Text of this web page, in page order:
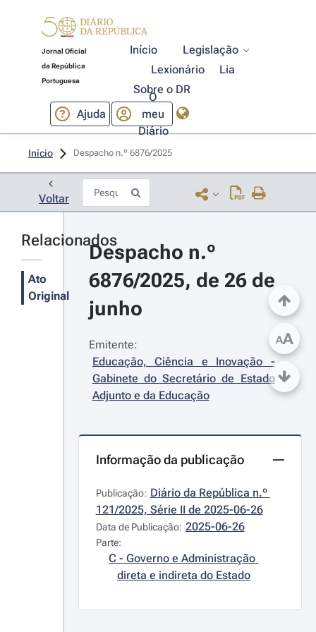
Jornal Oficial
da República
Portuguesa
Início
Legislação
Lexionário
Lia
Sobre o DR
Ajuda
O
meu
Diário
Início Despacho n.º 6876/2025
Voltar
Relacionados
Ato
Original
Despacho n.º
6876/2025, de 26 de
junho
Emitente:
Educação, Ciência e Inovação -
Gabinete do Secretário de Estado
Adjunto e da Educação
Informação da publicação
Publicação: Diário da República n.º
121/2025, Série II de 2025-06-26
Data de Publicação: 2025-06-26
Parte:
C - Governo e Administração
direta e indireta do Estado
AA